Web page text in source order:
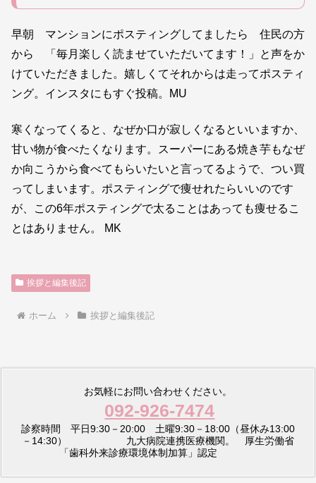
早朝 マンションにポスティングしてましたら 住民の方
から 「毎月楽しく読ませていただいてます！」と声をか
けていただきました。嬉しくてそれからは走ってポスティ
ング。インスタにもすぐ投稿。MU
寒くなってくると、なぜか口が寂しくなるといいますか、
甘い物が食べたくなります。スーパーにある焼き芋もなぜ
か向こうから食べてもらいたいと言ってるようで、つい買
ってしまいます。ポスティングで痩せれたらいいのです
が、この6年ポスティングで太ることはあっても痩せるこ
とはありません。 MK
挨拶と編集後記
ホーム 挨拶と編集後記
お気軽にお問い合わせください。
092-926-7474
診察時間 平日9:30－20:00 土曜9:30－18:00（昼休み13:00
－14:30） 九大病院連携医療機関。 厚生労働省
「歯科外来診療環境体制加算」認定